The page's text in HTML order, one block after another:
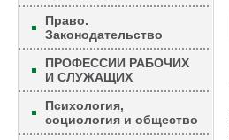
Право.
Законодательство
ПРОФЕССИИ РАБОЧИХ
И СЛУЖАЩИХ
Психология,
социология и общество